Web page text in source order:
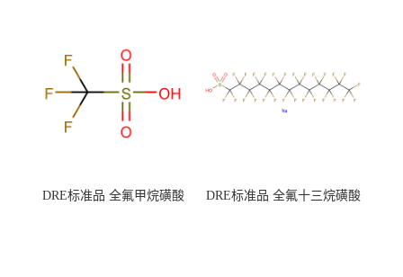
（泰坦现货供应）
DRE标准品 全氟甲烷磺酸
DRE标准品 全氟十三烷磺酸